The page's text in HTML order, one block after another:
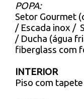
POPA:
Setor Gourmet
/ Escada inox /
/ Ducha (água
fiberglass com
INTERIOR
Piso com